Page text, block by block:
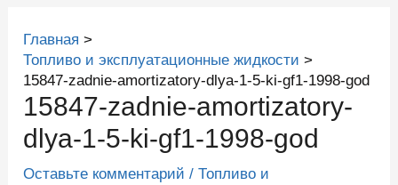
Главная
Топливо и эксплуатационные жидкости
15847-zadnie-amortizatory-dlya-1-5-ki-gf1-1998-god
15847-zadnie-amortizatory-
dlya-1-5-ki-gf1-1998-god
Оставьте комментарий /Топливо и